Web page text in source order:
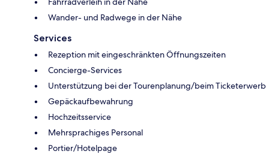
Wander- und Radwege in der Nähe
Services
Rezeption mit eingeschränkten Öffnungszeiten
Concierge-Services
Unterstützung bei der Tourenplanung/beim Ticketerwerb
Gepäckaufbewahrung
Hochzeitsservice
Mehrsprachiges Personal
Portier/Hotelpage